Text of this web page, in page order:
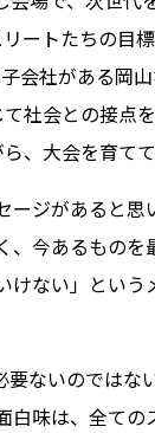
ートたちの目
会社がある岡
社会との接点
、大会を育てて
ジがあると思
今あるものを
けない」という
ないのではな
味は、全ての